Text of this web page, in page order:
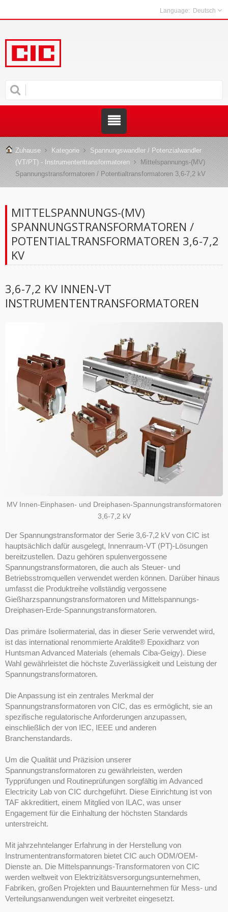
Deutsch
Zuhause Kategorie
Spannungswandler / Potenzialwandler
(VT/PT) - Instrumententransformatoren
Mittelspannungs-(MV)
Spannungstransformatoren / Potentialtransformatoren 3,6-7,2 kV
MITTELSPANNUNGS-(MV)
SPANNUNGSTRANSFORMATOREN /
POTENTIALTRANSFORMATOREN 3,6-7,2
KV
3,6-7,2 KV INNEN-VT
INSTRUMENTENTRANSFORMATOREN
MV Innen-Einphasen- und Dreiphasen-Spannungstransformatoren
3,6-7,2 kV
Der Spannungstransformator der Serie 3,6-7,2 kV von CIC ist
hauptsächlich dafür ausgelegt, Innenraum-VT (PT)-Lösungen
bereitzustellen. Dazu gehören spulenvergossene
Spannungstransformatoren, die auch als Steuer- und
Betriebsstromquellen verwendet werden können. Darüber hinaus
umfasst die Produktreihe vollständig vergossene
Gießharzspannungstransformatoren und Mittelspannungs-
Dreiphasen-Erde-Spannungstransformatoren.
Das primäre Isoliermaterial, das in dieser Serie verwendet wird,
ist das international renommierte Araldite® Epoxidharz von
Huntsman Advanced Materials (ehemals Ciba-Geigy). Diese
Wahl gewährleistet die höchste Zuverlässigkeit und Leistung der
Spannungstransformatoren.
Die Anpassung ist ein zentrales Merkmal der
Spannungstransformatoren von CIC, das es ermöglicht, sie an
spezifische regulatorische Anforderungen anzupassen,
einschließlich der von IEC, IEEE und anderen
Branchenstandards.
Um die Qualität und Präzision unserer
Spannungstransformatoren zu gewährleisten, werden
Typprüfungen und Routineprüfungen sorgfältig im Advanced
Electricity Lab von CIC durchgeführt. Diese Einrichtung ist von
TAF akkreditiert, einem Mitglied von ILAC, was unser
Engagement für die Einhaltung der höchsten Standards
unterstreicht.
Mit jahrzehntelanger Erfahrung in der Herstellung von
Instrumententransformatoren bietet CIC auch ODM/OEM-
Dienste an. Die Mittelspannungs-Transformatoren von CIC
werden weltweit von Elektrizitätsversorgungsunternehmen,
Fabriken, großen Projekten und Bauunternehmen für Mess- und
Verteilungsanwendungen weit verbreitet eingesetzt.